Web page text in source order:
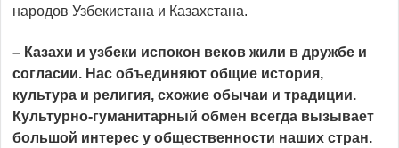
народов Узбекистана и Казахстана.
– Казахи и узбеки испокон веков жили в дружбе и
согласии. Нас объе­диняют общие история,
культура и религия, схожие обычаи и традиции.
Культурно-гуманитарный обмен всегда вызывает
большой интерес у общественности наших стран.